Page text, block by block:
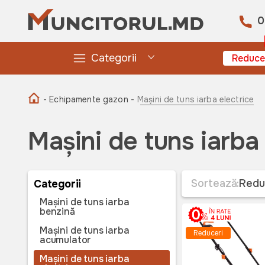
Categorii
- Echipamente gazon - Mașini de tuns iarba electrice
Mașini de tuns
Categorii
Mașini de tuns iarba
benzină
Mașini de tuns iarba
acumulator
Mașini de tuns iarba
Sortează:
Reduceri